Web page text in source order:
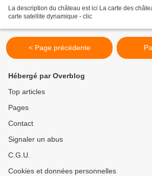
La description du château est ici La carte des
carte satellite dynamique - clic
< Page précédente
Hébergé par Overblog
Top articles
Pages
Contact
Signaler un abus
C.G.U.
Cookies et données personnelles